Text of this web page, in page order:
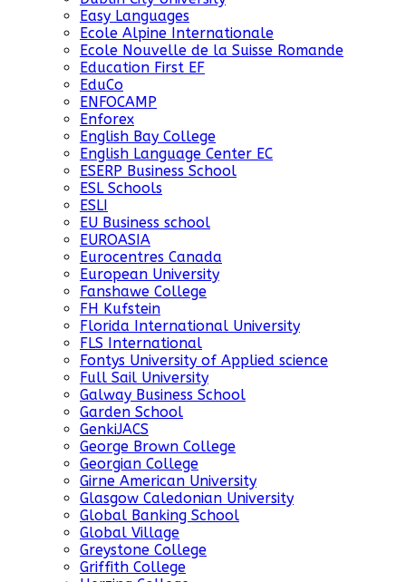
Easy Languages
Ecole Alpine Internationale
Ecole Nouvelle de la Suisse Romande
Education First EF
EduCo
ENFOCAMP
Enforex
English Bay College
English Language Center EC
ESERP Business School
ESL Schools
ESLI
EU Business school
EUROASIA
Eurocentres Canada
European University
Fanshawe College
FH Kufstein
Florida International University
FLS International
Fontys University of Applied science
Full Sail University
Galway Business School
Garden School
GenkiJACS
George Brown College
Georgian College
Girne American University
Glasgow Caledonian University
Global Banking School
Global Village
Greystone College
Griffith College